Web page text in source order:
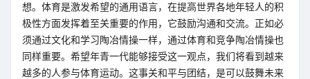
想。体育是激发希望的通用语言，在提高世界各地年轻人的积
极性方面发挥着至关重要的作用，它鼓励沟通和交流。正如必
须通过文化和学习陶冶情操一样，通过体育和竞争陶冶情操也
同样重要。希望年青一代能够接受这一观点，我们将看到越来
越多的人参与体育运动。这事关和平与团结，是可以鼓舞未来